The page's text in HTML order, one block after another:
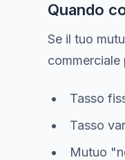
Quando
Se il tuo
commerciale
Tasso
Tasso
Mutuo